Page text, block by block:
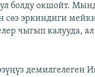
болду окшойт.
сөз эркиндиги
чыгып калууда,
демилгелеген